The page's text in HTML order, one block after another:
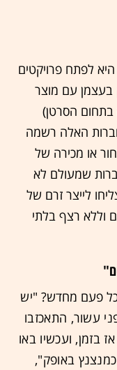
לפתח פרויקטים
בעצמן עם מוצר
הסרטן)
האלה רשמה
או מכירה של
שמעולם לא
לייצר זרם של
וללא רצף בלתי
כל פעם מחדש? "יש
עשור, התאכזבו
בזמן, ועכשיו באו
באופק",